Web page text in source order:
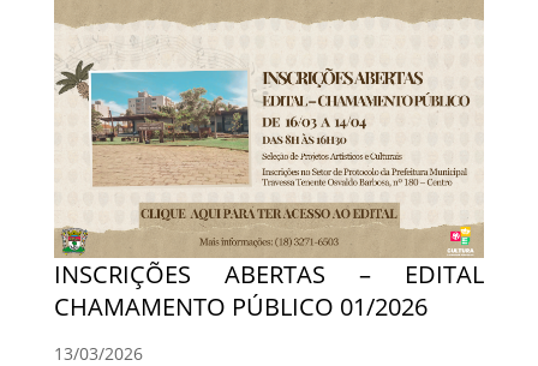
INSCRIÇÕES ABERTAS – EDITAL
CHAMAMENTO PÚBLICO 01/2026
13/03/2026